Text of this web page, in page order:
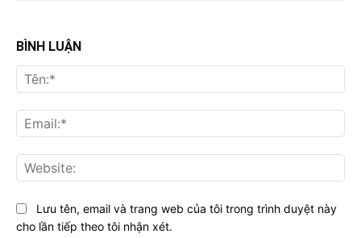
BÌNH LUẬN
Lưu tên, email và trang web của tôi trong trình duyệt này
cho lần tiếp theo tôi nhận xét.